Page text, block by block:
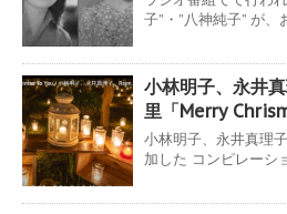
子”・”八神純子” が、
小林明子、永井
里「Merry
小林明子、永井真理
加した コンピレーシ